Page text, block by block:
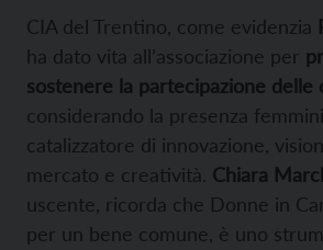
CIA del Trentino, come evidenzia
ha dato vita all’associazione per
sostenere la partecipazione delle
considerando la presenza
catalizzatore di innovazione,
mercato e creatività. Chiara
uscente, ricorda che Donne in
per un bene comune, è uno